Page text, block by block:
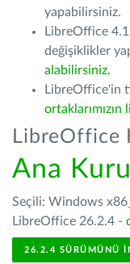
yapabilirsiniz.
LibreOffice
değişiklikler
alabilirsiniz.
LibreOffice'in
ortaklarımızın
LibreOffice
Ana
Seçili: Windows
LibreOffice 26.2.4 -
26.2.4 SÜRÜMÜNÜ